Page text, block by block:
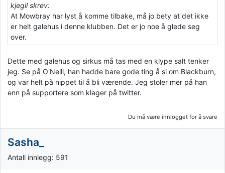
kjegil skrev:
At Mowbray har lyst å komme tilbake, må jo bety at det ikke
er helt galehus i denne klubben. Det er jo noe å glede seg
over.
Dette med galehus og sirkus må tas med en klype salt tenker
jeg. Se på O'Neill, han hadde bare gode ting å si om Blackburn,
og var helt på nippet til å bli værende. Jeg stoler mer på han
enn på supportere som klager på twitter.
Du må være innlogget for å svare
Sasha_
Antall innlegg: 591